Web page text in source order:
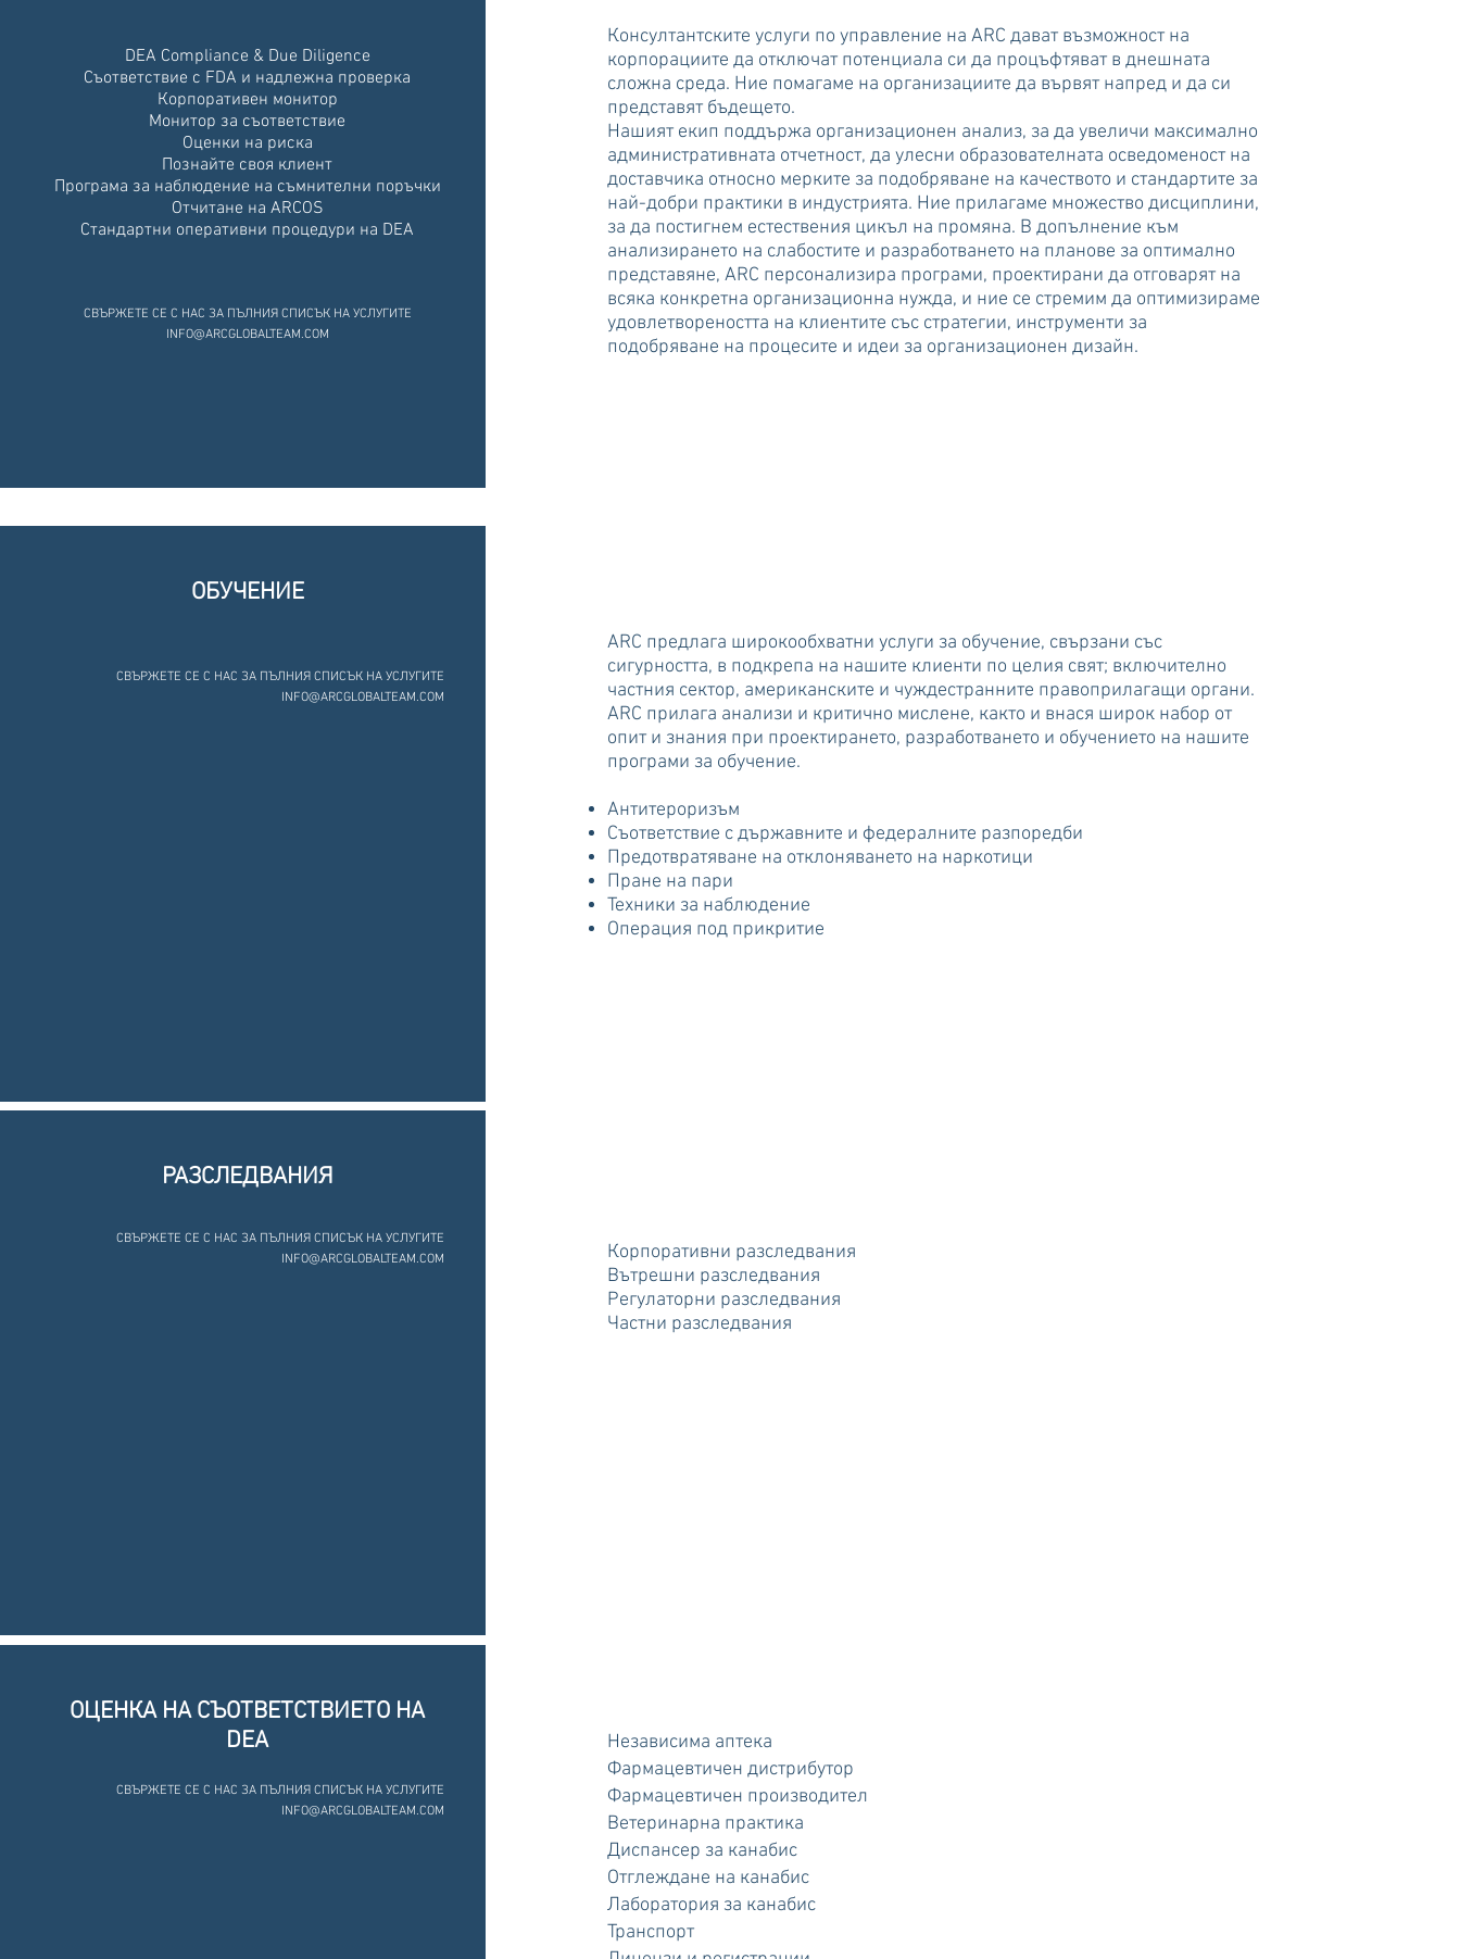
DEA Compliance & Due Diligence​
Съответствие с FDA и надлежна проверка
Корпоративен монитор
Монитор за съответствие
Оценки на риска
Познайте своя клиент
Програма за наблюдение на съмнителни поръчки
Отчитане на ARCOS
Стандартни оперативни процедури на DEA
СВЪРЖЕТЕ СЕ С НАС ЗА ПЪЛНИЯ СПИСЪК НА УСЛУГИТЕ
INFO@ARCGLOBALTEAM.COM
Консултантските услуги по управление на ARC дават възможност на
корпорациите да отключат потенциала си да процъфтяват в днешната
сложна среда. Ние помагаме на организациите да вървят напред и да си
представят бъдещето.
Нашият екип поддържа организационен анализ, за да увеличи максимално
административната отчетност, да улесни образователната осведоменост на
доставчика относно мерките за подобряване на качеството и стандартите за
най-добри практики в индустрията. Ние прилагаме множество дисциплини,
за да постигнем естествения цикъл на промяна. В допълнение към
анализирането на слабостите и разработването на планове за оптимално
представяне, ARC персонализира програми, проектирани да отговарят на
всяка конкретна организационна нужда, и ние се стремим да оптимизираме
удовлетвореността на клиентите със стратегии, инструменти за
подобряване на процесите и идеи за организационен дизайн.
ОБУЧЕНИЕ
СВЪРЖЕТЕ СЕ С НАС ЗА ПЪЛНИЯ СПИСЪК НА УСЛУГИТЕ
INFO@ARCGLOBALTEAM.COM
ARC предлага широкообхватни услуги за обучение, свързани със
сигурността, в подкрепа на нашите клиенти по целия свят; включително
частния сектор, американските и чуждестранните правоприлагащи органи.
ARC прилага анализи и критично мислене, както и внася широк набор от
опит и знания при проектирането, разработването и обучението на нашите
програми за обучение.
Антитероризъм
Съответствие с държавните и федералните разпоредби
Предотвратяване на отклоняването на наркотици
Пране на пари
Техники за наблюдение
Операция под прикритие
РАЗСЛЕДВАНИЯ
СВЪРЖЕТЕ СЕ С НАС ЗА ПЪЛНИЯ СПИСЪК НА УСЛУГИТЕ
INFO@ARCGLOBALTEAM.COM
Корпоративни разследвания
Вътрешни разследвания
Регулаторни разследвания
Частни разследвания
ОЦЕНКА НА СЪОТВЕТСТВИЕТО НА
DEA
СВЪРЖЕТЕ СЕ С НАС ЗА ПЪЛНИЯ СПИСЪК НА УСЛУГИТЕ
INFO@ARCGLOBALTEAM.COM
Независима аптека
Фармацевтичен дистрибутор
Фармацевтичен производител
Ветеринарна практика
Диспансер за канабис
Отглеждане на канабис
Лаборатория за канабис
Транспорт